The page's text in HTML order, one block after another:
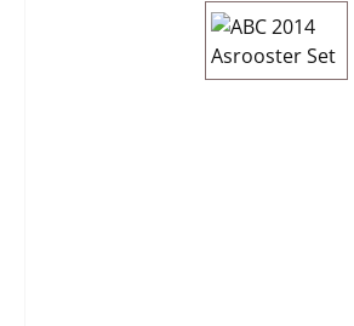
Afbeeldingengalerij overslaan